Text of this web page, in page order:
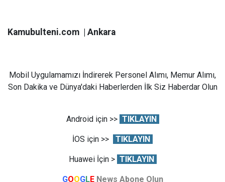
Kamubulteni.com | Ankara
Mobil Uygulamamızı İndirerek Personel Alımı, Memur Alımı,
Son Dakika ve Dünya'daki Haberlerden İlk Siz Haberdar Olun
Android için >> TIKLAYIN
İOS için >> TIKLAYIN
Huawei İçin > TIKLAYIN
GOOGLE News Abone Olun